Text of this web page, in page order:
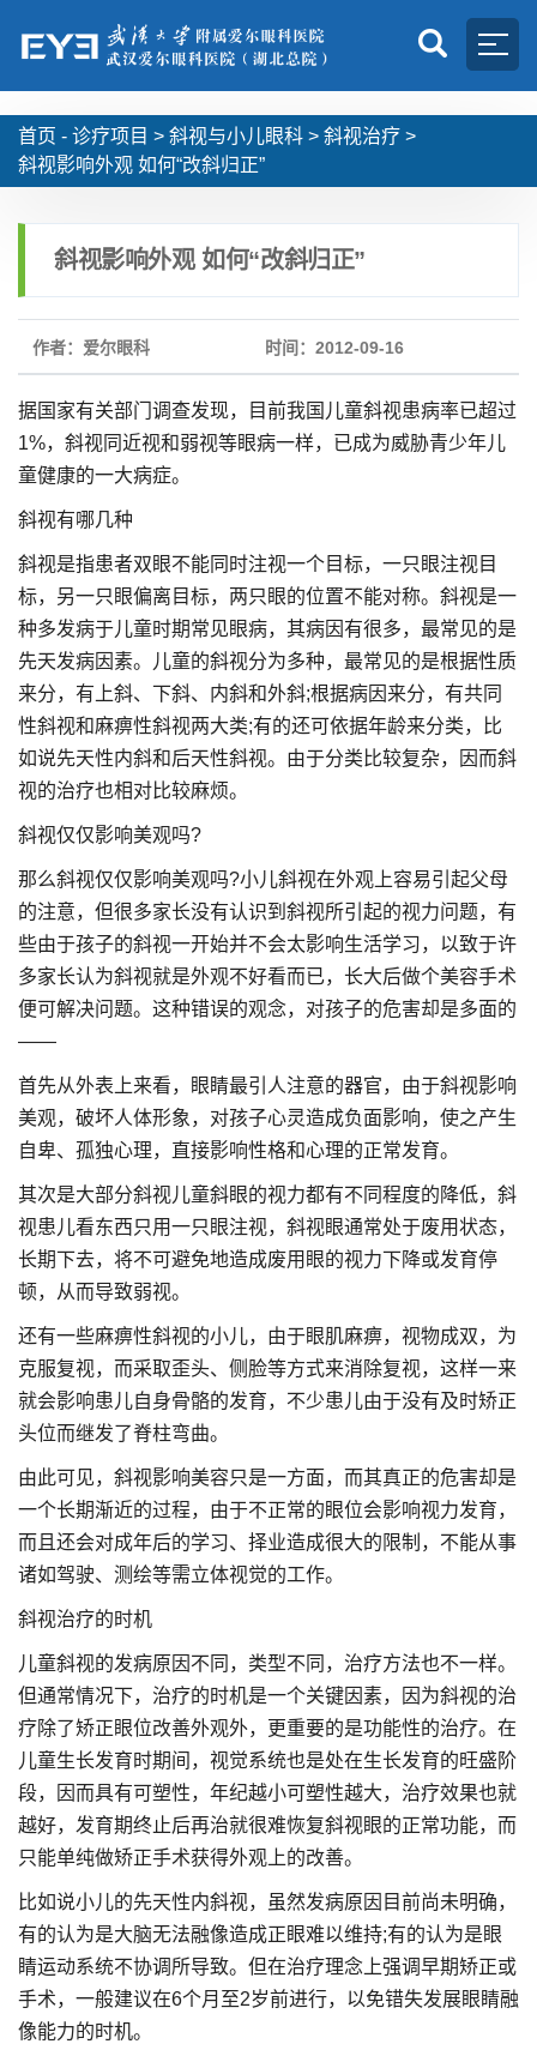
首页 - 诊疗项目 > 斜视与小儿眼科 > 斜视治疗 >
斜视影响外观 如何“改斜归正”
斜视影响外观 如何“改斜归正”
作者：爱尔眼科 时间：2012-09-16
据国家有关部门调查发现，目前我国儿童斜视患病率已超过
1%，斜视同近视和弱视等眼病一样，已成为威胁青少年儿
童健康的一大病症。
斜视有哪几种
斜视是指患者双眼不能同时注视一个目标，一只眼注视目
标，另一只眼偏离目标，两只眼的位置不能对称。斜视是一
种多发病于儿童时期常见眼病，其病因有很多，最常见的是
先天发病因素。儿童的斜视分为多种，最常见的是根据性质
来分，有上斜、下斜、内斜和外斜;根据病因来分，有共同
性斜视和麻痹性斜视两大类;有的还可依据年龄来分类，比
如说先天性内斜和后天性斜视。由于分类比较复杂，因而斜
视的治疗也相对比较麻烦。
斜视仅仅影响美观吗?
那么斜视仅仅影响美观吗?小儿斜视在外观上容易引起父母
的注意，但很多家长没有认识到斜视所引起的视力问题，有
些由于孩子的斜视一开始并不会太影响生活学习，以致于许
多家长认为斜视就是外观不好看而已，长大后做个美容手术
便可解决问题。这种错误的观念，对孩子的危害却是多面的
——
首先从外表上来看，眼睛最引人注意的器官，由于斜视影响
美观，破坏人体形象，对孩子心灵造成负面影响，使之产生
自卑、孤独心理，直接影响性格和心理的正常发育。
其次是大部分斜视儿童斜眼的视力都有不同程度的降低，斜
视患儿看东西只用一只眼注视，斜视眼通常处于废用状态，
长期下去，将不可避免地造成废用眼的视力下降或发育停
顿，从而导致弱视。
还有一些麻痹性斜视的小儿，由于眼肌麻痹，视物成双，为
克服复视，而采取歪头、侧脸等方式来消除复视，这样一来
就会影响患儿自身骨骼的发育，不少患儿由于没有及时矫正
头位而继发了脊柱弯曲。
由此可见，斜视影响美容只是一方面，而其真正的危害却是
一个长期渐近的过程，由于不正常的眼位会影响视力发育，
而且还会对成年后的学习、择业造成很大的限制，不能从事
诸如驾驶、测绘等需立体视觉的工作。
斜视治疗的时机
儿童斜视的发病原因不同，类型不同，治疗方法也不一样。
但通常情况下，治疗的时机是一个关键因素，因为斜视的治
疗除了矫正眼位改善外观外，更重要的是功能性的治疗。在
儿童生长发育时期间，视觉系统也是处在生长发育的旺盛阶
段，因而具有可塑性，年纪越小可塑性越大，治疗效果也就
越好，发育期终止后再治就很难恢复斜视眼的正常功能，而
只能单纯做矫正手术获得外观上的改善。
比如说小儿的先天性内斜视，虽然发病原因目前尚未明确，
有的认为是大脑无法融像造成正眼难以维持;有的认为是眼
睛运动系统不协调所导致。但在治疗理念上强调早期矫正或
手术，一般建议在6个月至2岁前进行，以免错失发展眼睛融
像能力的时机。